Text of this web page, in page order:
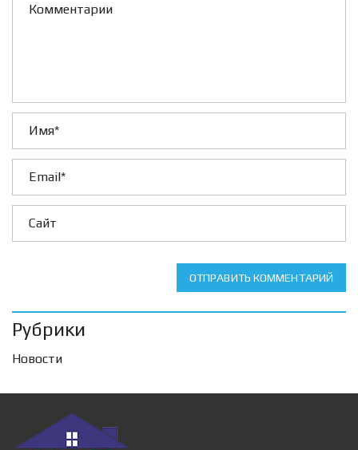
ОТПРАВИТЬ КОММЕНТАРИЙ
Рубрики
Новости